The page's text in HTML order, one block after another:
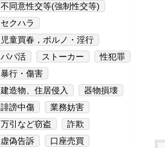
不同意性交等(強制性交等)
セクハラ
児童買春，ポルノ・淫行
パパ活
ストーカー
性犯罪
暴行・傷害
建造物、住居侵入
器物損壊
誹謗中傷
業務妨害
万引など窃盗
詐欺
虚偽告訴
口座売買